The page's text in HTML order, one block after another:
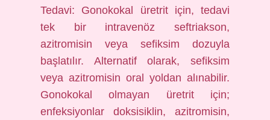
Tedavi: Gonokokal üretrit için, tedavi
tek bir intravenöz seftriakson,
azitromisin veya sefiksim dozuyla
başlatılır. Alternatif olarak, sefiksim
veya azitromisin oral yoldan alınabilir.
Gonokokal olmayan üretrit için;
enfeksiyonlar doksisiklin, azitromisin,